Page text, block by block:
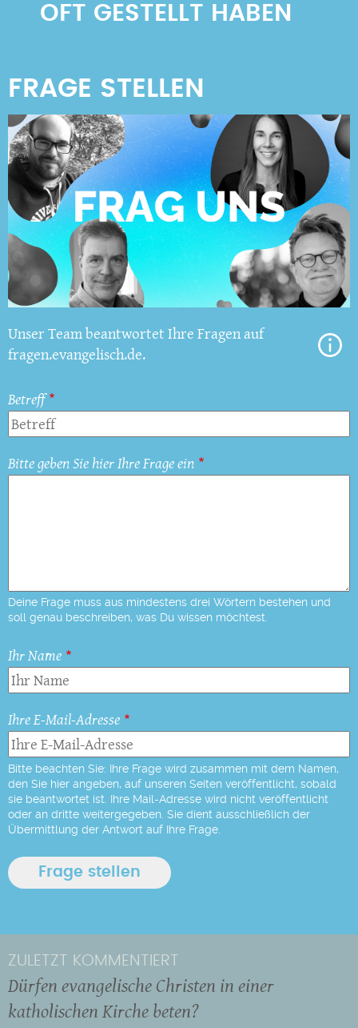
OFT GESTELLT HABEN
Unser Team beantwortet Ihre Fragen auf
fragen.evangelisch.de.
Betreff
Bitte geben Sie hier Ihre Frage ein
Deine Frage muss aus mindestens drei Wörtern bestehen und
soll genau beschreiben, was Du wissen möchtest.
Ihr Name
Ihre E-Mail-Adresse
Bitte beachten Sie: Ihre Frage wird zusammen mit dem Namen,
den Sie hier angeben, auf unseren Seiten veröffentlicht, sobald
sie beantwortet ist. Ihre Mail-Adresse wird nicht veröffentlicht
oder an dritte weitergegeben. Sie dient ausschließlich der
Übermittlung der Antwort auf Ihre Frage.
ZULETZT KOMMENTIERT
Dürfen evangelische Christen in einer
katholischen Kirche beten?